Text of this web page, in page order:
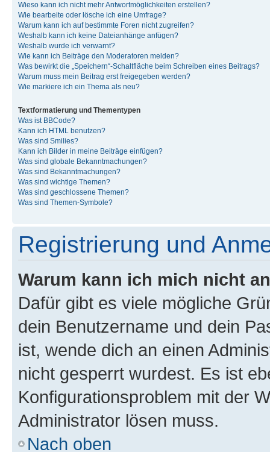
Wieso kann ich nicht mehr Antwortmöglichkeiten erstellen?
Wie bearbeite oder lösche ich eine Umfrage?
Warum kann ich auf bestimmte Foren nicht zugreifen?
Weshalb kann ich keine Dateianhänge anfügen?
Weshalb wurde ich verwarnt?
Wie kann ich Beiträge den Moderatoren melden?
Was bewirkt die „Speichern“-Schaltfläche beim Schreiben eines Beitrags?
Warum muss mein Beitrag erst freigegeben werden?
Wie markiere ich ein Thema als neu?
Textformatierung und Thementypen
Was ist BBCode?
Kann ich HTML benutzen?
Was sind Smilies?
Kann ich Bilder in meine Beiträge einfügen?
Was sind globale Bekanntmachungen?
Was sind Bekanntmachungen?
Was sind wichtige Themen?
Was sind geschlossene Themen?
Was sind Themen-Symbole?
Registrierung und
Warum kann ich mich nicht
Dafür gibt es viele mögliche
dein Benutzername und dein
ist, wende dich an einen
nicht gesperrt wurdest. Es ist
Konfigurationsproblem mit der
Administrator lösen muss.
Nach oben